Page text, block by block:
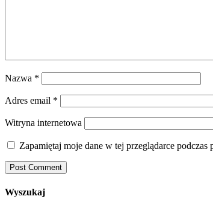
Nazwa *
Adres email *
Witryna internetowa
Zapamiętaj moje dane w tej przeglądarce
Wyszukaj